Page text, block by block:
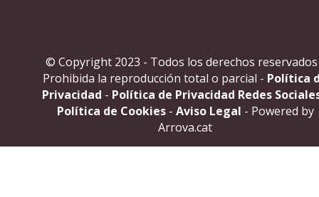
© Copyright 2023 - Todos los derechos
Prohibida la reproducción total o parcial - Política
Privacidad - Política de Privacidad Redes
Política de Cookies- Aviso Legal - Powered by
Arrova.cat